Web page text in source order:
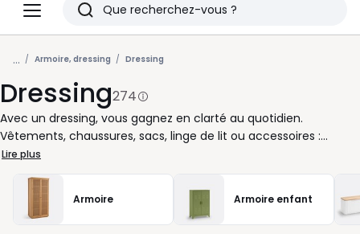
Menu
Redoute
Rechercher
Derniers
articles
vus
... Armoire, dressing Dressing
Dressing274
Avec un dressing, vous gagnez en clarté au quotidien.
Vêtements, chaussures, sacs, linge de lit ou accessoires :
chaque chose trouve sa place et reste facile à repérer. Chez La
Redoute, nous vous proposons des dressings pensés pour
s’adapter à votre espace comme à vos habitudes. Petite
chambre, suite parentale, pièce dédiée ou coin aménagé sous
pente : il existe des solutions pour organiser sans encombrer.
Lire plus
Armoire Armoire enfant